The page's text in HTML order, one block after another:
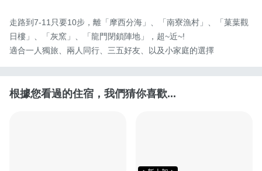
走路到7-11只要10步，離「摩西分海」、「南寮漁村」、「菓葉觀
日樓」、「灰窯」、「龍門閉鎖陣地」，超~近~!
適合一人獨旅、兩人同行、三五好友、以及小家庭的選擇
根據您看過的住宿，我們猜你喜歡...